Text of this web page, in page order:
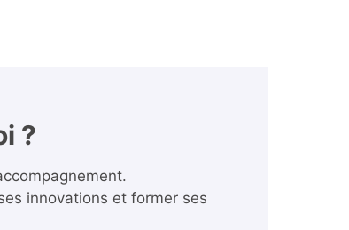
?
innovations et former ses